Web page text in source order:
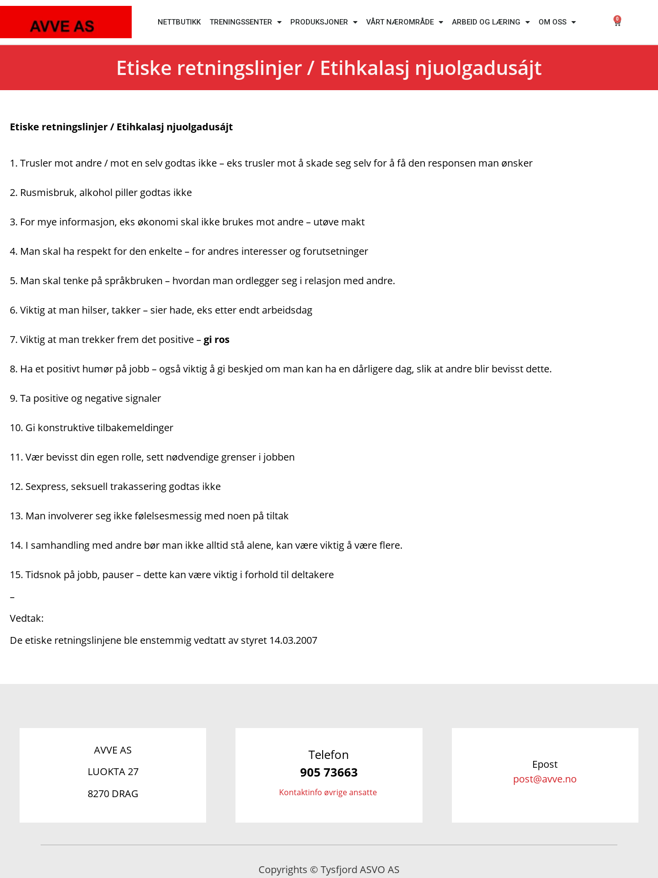
NETTBUTIKK TRENINGSSENTER PRODUKSJONER VÅRT NÆROMRÅDE ARBEID OG LÆRING OM OSS 0
Etiske retningslinjer / Etihkalasj njuolgadusájt
Etiske retningslinjer / Etihkalasj njuolgadusájt
1. Trusler mot andre / mot en selv godtas ikke – eks trusler mot å skade seg selv for å få den responsen man ønsker
2. Rusmisbruk, alkohol piller godtas ikke
3. For mye informasjon, eks økonomi skal ikke brukes mot andre – utøve makt
4. Man skal ha respekt for den enkelte – for andres interesser og forutsetninger
5. Man skal tenke på språkbruken – hvordan man ordlegger seg i relasjon med andre.
6. Viktig at man hilser, takker – sier hade, eks etter endt arbeidsdag
7. Viktig at man trekker frem det positive –gi ros
8. Ha et positivt humør på jobb – også viktig å gi beskjed om man kan ha en dårligere dag, slik at andre blir bevisst dette.
9. Ta positive og negative signaler
10. Gi konstruktive tilbakemeldinger
11. Vær bevisst din egen rolle, sett nødvendige grenser i jobben
12. Sexpress, seksuell trakassering godtas ikke
13. Man involverer seg ikke følelsesmessig med noen på tiltak
14. I samhandling med andre bør man ikke alltid stå alene, kan være viktig å være flere.
15. Tidsnok på jobb, pauser – dette kan være viktig i forhold til deltakere
–
Vedtak:
De etiske retningslinjene ble enstemmig vedtatt av styret 14.03.2007
AVVE AS
LUOKTA 27
8270 DRAG
Telefon
905 73663
Kontaktinfo øvrige ansatte
Epost
post@avve.no
Copyrights © Tysfjord ASVO AS